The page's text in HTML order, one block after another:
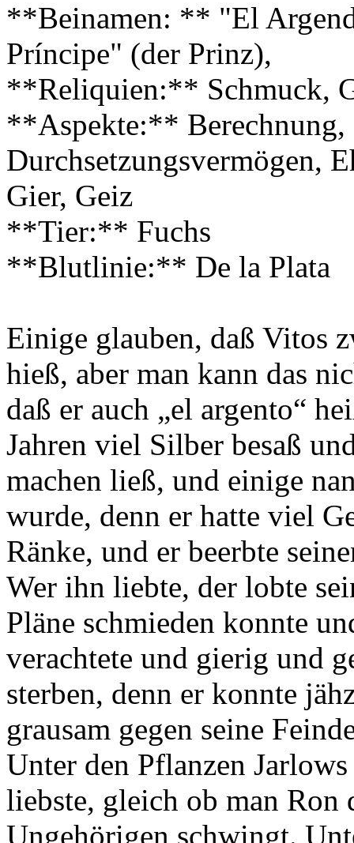
**Beinamen: ** "El
Príncipe" (der Prinz),
**Reliquien:** Schmuck,
**Aspekte:** Berechnung,
Durchsetzungsvermögen,
Gier, Geiz
**Tier:** Fuchs
**Blutlinie:** De la Plata
Einige glauben, daß Vitos
hieß, aber man kann das
daß er auch „el argento“
Jahren viel Silber besaß
machen ließ, und einige
wurde, denn er hatte viel
Ränke, und er beerbte
Wer ihn liebte, der lobte
Pläne schmieden konnte
verachtete und gierig und
sterben, denn er konnte
grausam gegen seine
Unter den Pflanzen
liebste, gleich ob man Ron
Ungehörigen schwingt.